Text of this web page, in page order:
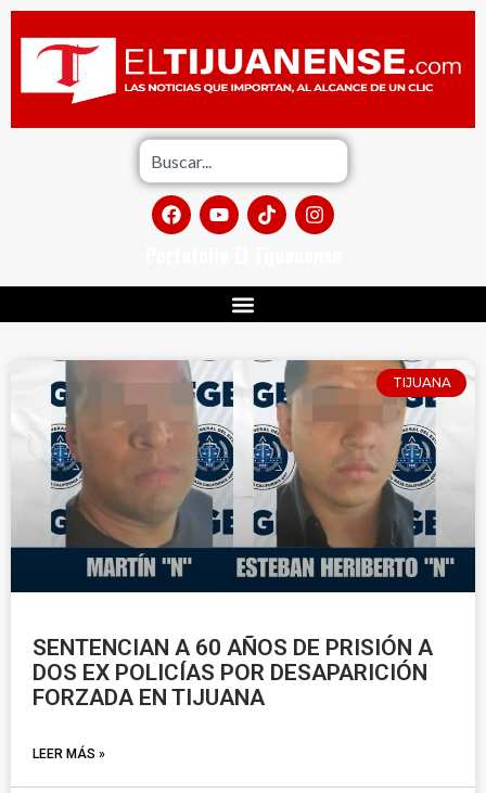
TIJUANA
SENTENCIAN A 60 AÑOS DE PRISIÓN A
DOS EX POLICÍAS POR DESAPARICIÓN
FORZADA EN TIJUANA
LEER MÁS »